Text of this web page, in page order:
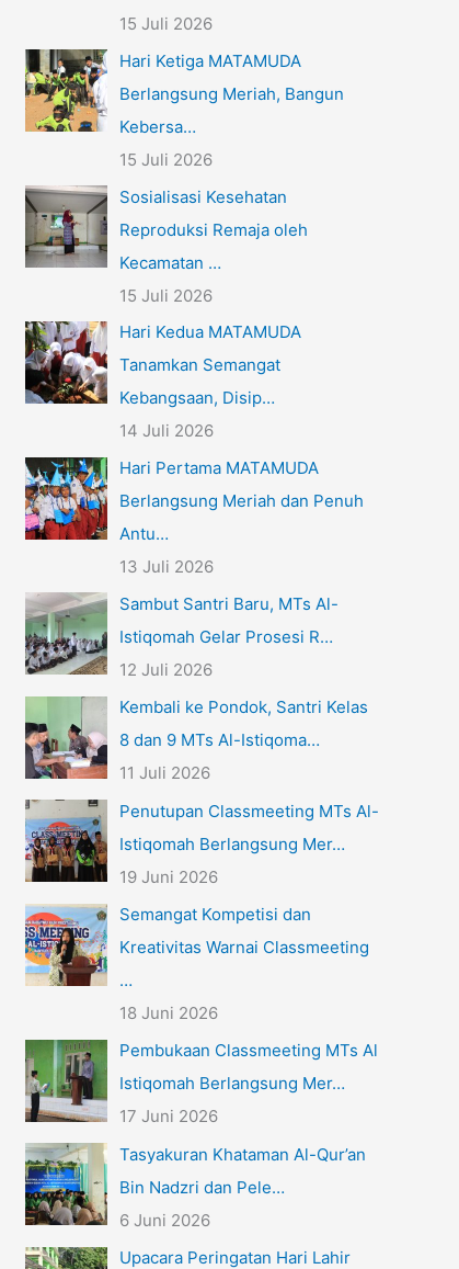
15 Juli 2026
Hari Ketiga MATAMUDA
Berlangsung Meriah, Bangun
Kebersa…
15 Juli 2026
Sosialisasi Kesehatan
Reproduksi Remaja oleh
Kecamatan …
15 Juli 2026
Hari Kedua MATAMUDA
Tanamkan Semangat
Kebangsaan, Disip…
14 Juli 2026
Hari Pertama MATAMUDA
Berlangsung Meriah dan Penuh
Antu…
13 Juli 2026
Sambut Santri Baru, MTs Al-
Istiqomah Gelar Prosesi R…
12 Juli 2026
Kembali ke Pondok, Santri Kelas
8 dan 9 MTs Al-Istiqoma…
11 Juli 2026
Penutupan Classmeeting MTs Al-
Istiqomah Berlangsung Mer…
19 Juni 2026
Semangat Kompetisi dan
Kreativitas Warnai Classmeeting
…
18 Juni 2026
Pembukaan Classmeeting MTs Al
Istiqomah Berlangsung Mer…
17 Juni 2026
Tasyakuran Khataman Al-Qur’an
Bin Nadzri dan Pele…
6 Juni 2026
Upacara Peringatan Hari Lahir